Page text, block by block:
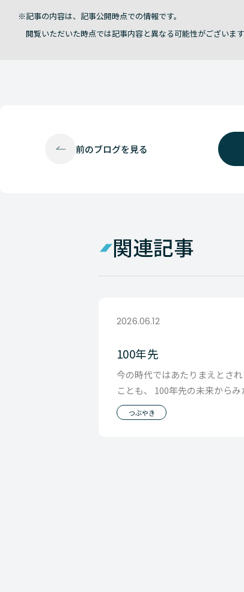
記事の内容は、記事公開時点での情報です。
閲覧いただいた時点では記事内容と異なる可能性がございま
前のブログを見る
関連記事
2026.06.12
100年先
今の時代ではあたりまえとされ
ことも、 100年先の未来からみ
あの時代ってこんなことを 信じ
の？とか、
つぶやき